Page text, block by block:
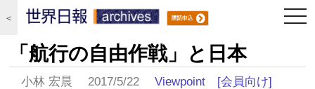
＜
「航行の自由作戦」と日本
小林 宏晨 2017/5/22Viewpoint [会員向け]